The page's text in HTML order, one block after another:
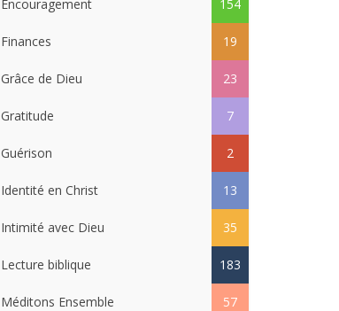
Encouragement 154
Finances 19
Grâce de Dieu 23
Gratitude 7
Guérison 2
Identité en Christ 13
Intimité avec Dieu 35
Lecture biblique 183
Méditons Ensemble 57